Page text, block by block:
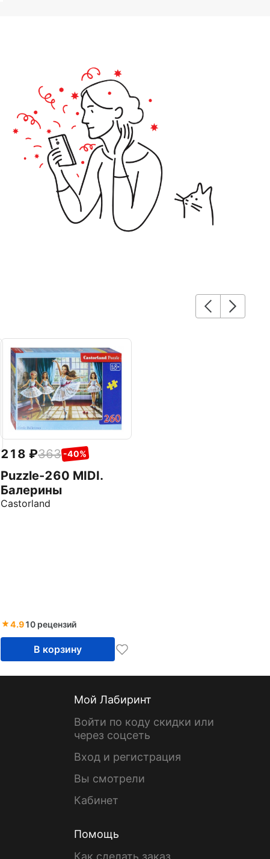
218 363 -40%
Puzzle-260 MIDI.
Балерины
Castorland
4.910 рецензий
В корзину
Мой Лабиринт
Войти по коду скидки или
через соцсеть
Вход и регистрация
Вы смотрели
Кабинет
Помощь
Как сделать заказ